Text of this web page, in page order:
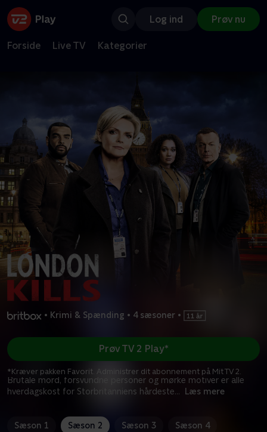
Log ind Prøv nu
Forside Live TV Kategorier
• Krimi & Spænding • 4 sæsoner •
Brutale mord, forsvundne personer og mørke motiver er alle
hverdagskost for Storbritanniens hårdeste... Læs mere
Prøv TV 2 Play*
*Kræver pakken Favorit. Administrer dit abonnement på Mit TV 2.
Sæson 1 Sæson 2 Sæson 3 Sæson 4